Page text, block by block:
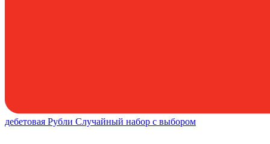
дебетовая Рубли Случайный набор с выбором